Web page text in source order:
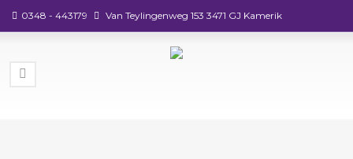
0348 - 443179 Van Teylingenweg 153 3471 GJ Kamerik